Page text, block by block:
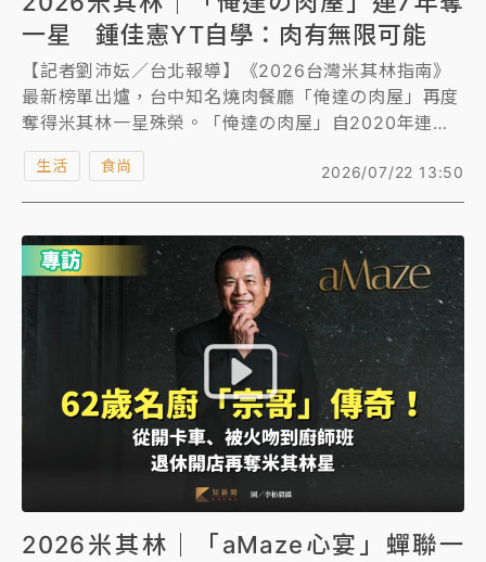
處置制度大變革！ 證交所今起縮短股票「關禁閉」天
數與撮合時間
才續任就飛美國大學面試 清大校長高為元致歉：機會
到來時引起我的好奇
地午後雷雨
標？ 鴻海本週法說法人關注的四大重點
NBA｜ 傳奇名帥驚傳離世！曾以「瘋狂籃球」震撼聯
盟 兩大愛徒向他致
一星 鍾佳憲YT自學：肉有無限可能
【記者劉沛妘／台北報導】《2026台灣米其林指南》
最新榜單出爐，台中知名燒肉餐廳「俺達の肉屋」再度
奪得米其林一星殊榮。「俺達の肉屋」自2020年連年
蟬聯米其林一星，主理人兼主廚的鍾佳憲Sam，也在
2020年同步獲選年度最佳年輕主廚大獎，當年年僅30
歲的他，因從小愛吃肉，創業開燒肉店竟是靠「看YT
想開一間自己想去的燒肉店。」
2026/07/22 13:50
生活 食尚
2026米其林｜「aMaze心宴」蟬聯一